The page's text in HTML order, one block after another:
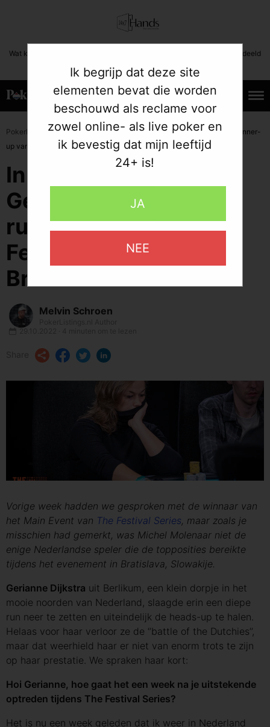
Ik begrijp dat deze site
elementen bevat die worden
beschouwd als reclame voor
zowel online- als live poker en
ik bevestig dat mijn leeftijd
24+ is!
JA
NEE
Wat kost gokken jou? Stop op tijd. 24+ | Deze boodschap mag niet gedeeld
worden met minderjarigen.
PokerListings » Artikelen »
In gesprek met Gerianne Dijkstra, de runner-
up van The Festival Series Bratislava
In gesprek met
Gerianne Dijkstra, de
runner-up van The
Festival Series
Bratislava
Melvin Schroen
Vorige week hadden we gesproken met de winnaar van
het Main Event van The Festival Series , maar zoals je
misschien had gemerkt, was Michel Molenaar niet de
enige Nederlandse speler die de topposities bereikte
tijdens het evenement in Bratislava, Slowakije.
Gerianne Dijkstra uit Berlikum, een klein dorpje in het
mooie noorden van Nederland, slaagde erin een diepe
run neer te zetten en uiteindelijk de heads-up te halen.
Helaas voor haar verloor ze de ‘’battle of the Dutchies’’,
maar dat weerhield haar er niet van enorm trots te zijn
op haar prestatie. We spraken haar kort:
Hoi Gerianne, hoe gaat het een week na je uitstekende
optreden tijdens The Festival Series?
Het is nu een week geleden dat ik weer in Nederland